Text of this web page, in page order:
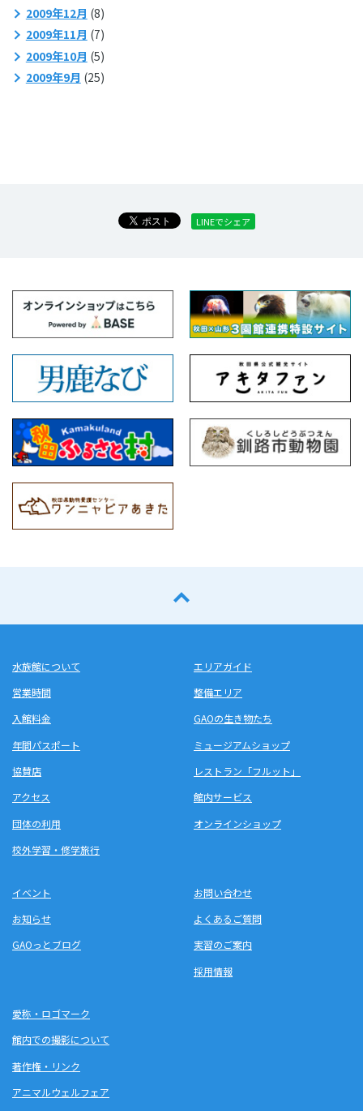
2009年12月 (8)
2009年11月 (7)
2009年10月 (5)
2009年9月 (25)
LINEでシェア
水族館について
営業時間
入館料金
年間パスポート
協賛店
アクセス
団体の利用
校外学習・修学旅行
エリアガイド
整備エリア
GAOの生き物たち
ミュージアムショップ
レストラン「フルット」
館内サービス
オンラインショップ
イベント
お知らせ
GAOっとブログ
お問い合わせ
よくあるご質問
実習のご案内
採用情報
愛称・ロゴマーク
館内での撮影について
著作権・リンク
アニマルウェルフェア